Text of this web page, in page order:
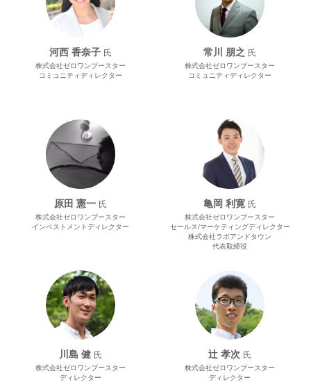
河西 香奈子 氏
株式会社ゼロワンブースター
コミュニティディレクター
常川 朋之 氏
株式会社ゼロワンブースター
コミュニティディレクター
原田 憲⼀ 氏
株式会社ゼロワンブースター
インベストメントディレクター
亀岡 利寛 氏
株式会社ゼロワンブースター
セールス/マーケティングディレクター
株式会社ラボアンドタウン
代表取締役
川島 健 氏
株式会社ゼロワンブースター
ディレクター
辻 孝次 氏
株式会社ゼロワンブースター
ディレクター